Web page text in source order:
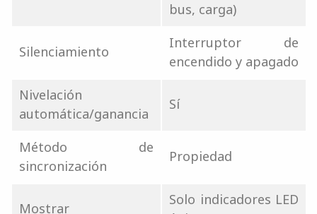
bus, carga)
Silenciamiento
Interruptor de
encendido y apagado
Nivelación
automática/ganancia
Sí
Método de
sincronización
Propiedad
Mostrar
Solo indicadores LED